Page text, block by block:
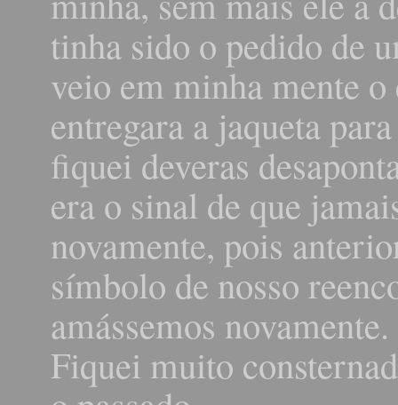
tinha sido o pedido de
veio em minha mente
entregara a jaqueta
fiquei deveras
era o sinal de que
novamente, pois
símbolo de nosso
amássemos novamente.
Fiquei muito